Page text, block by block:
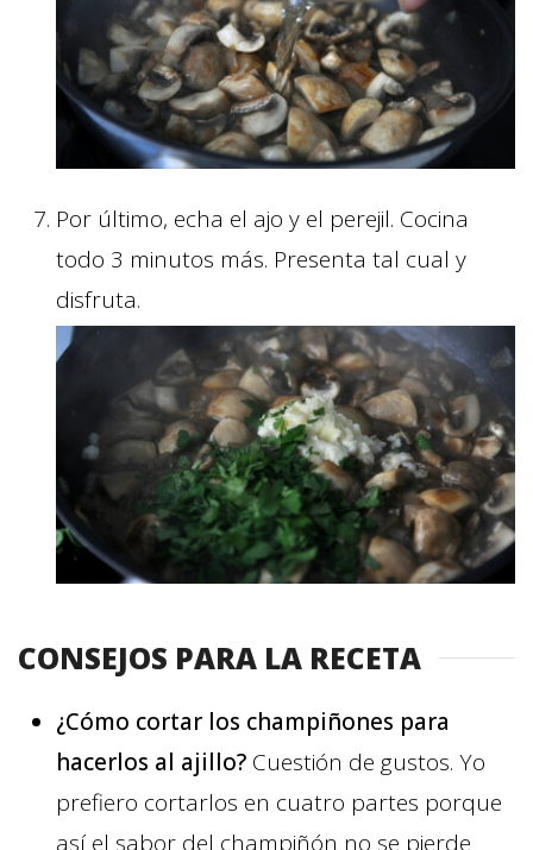
Por último, echa el ajo y el perejil. Cocina
todo 3 minutos más. Presenta tal cual y
disfruta.
CONSEJOS PARA LA RECETA
¿Cómo cortar los champiñones para
hacerlos al ajillo? Cuestión de gustos. Yo
prefiero cortarlos en cuatro partes porque
así el sabor del champiñón no se pierde